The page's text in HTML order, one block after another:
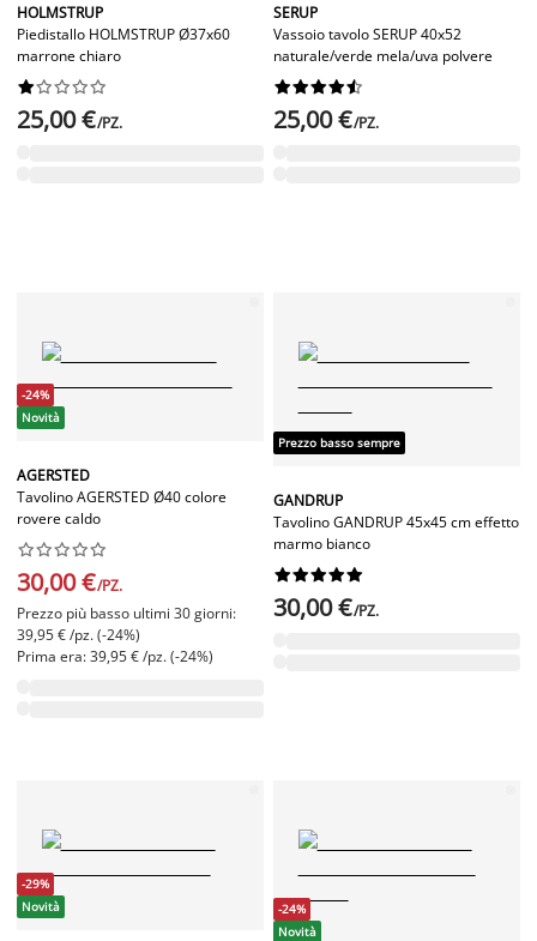
HOLMSTRUP
Piedistallo HOLMSTRUP Ø37x60
marrone chiaro






25,00 €/PZ.
SERUP
Vassoio tavolo SERUP 40x52
naturale/verde mela/uva polvere






25,00 €/PZ.
-24%
Novità
AGERSTED
Tavolino AGERSTED Ø40 colore
rovere caldo






30,00 €/PZ.
Prezzo più basso ultimi 30 giorni:
39,95 € /pz. (-24%)
Prima era: 39,95 € /pz. (-24%)
Prezzo basso sempre
GANDRUP
Tavolino GANDRUP 45x45 cm effetto
marmo bianco






30,00 €/PZ.
-29%
Novità
-24%
Novità